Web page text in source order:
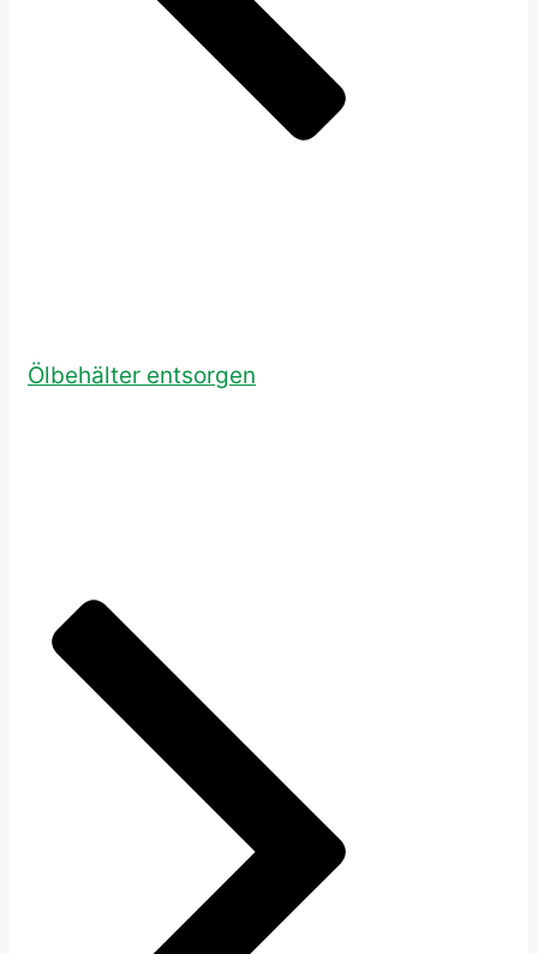
Ölbehälter entsorgen